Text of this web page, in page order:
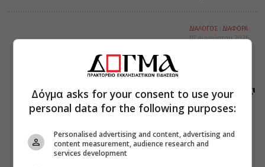
ΔΙΑΛΟΓΟΣ
ΔΙΑΦΟΡΑ
07 Αυγούστου 2026
Ευαγγελίου, όχι
το γράμμα
Δόγμα asks for your consent to use your
personal data for the following purposes:
Personalised advertising and content, advertising and
content measurement, audience research and
services development